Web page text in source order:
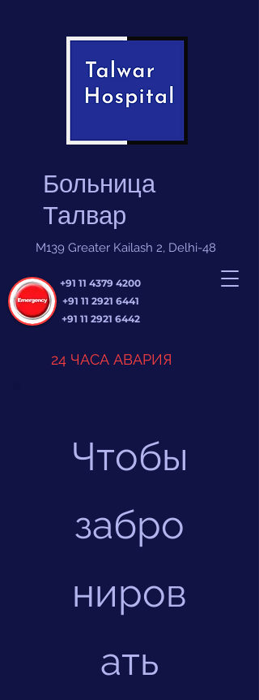
Больница
Талвар
+91 11 4379 4200
+91 11 2921 6441
+91 11 2921 6442
24 ЧАСА АВАРИЯ
M139 Greater Kailash 2, Delhi-48
Чтобы
забро
ниров
ать